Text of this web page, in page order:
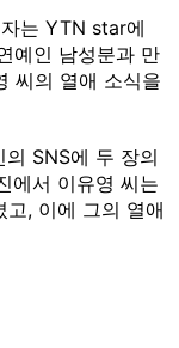
는 YTN star에
예인 남성분과 만
씨의 열애 소식을
SNS에 두 장의
에서 이유영 씨는
, 이에 그의 열애